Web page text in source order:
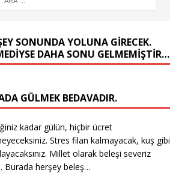
SONUNDA YOLUNA GIRECEK.
DAHA SONU GELMEMIŞTIR…
GÜLMEK BEDAVADIR.
kadar gülün, hiçbir ücret
Stres filan kalmayacak, kuş gibi
Millet olarak beleşi severiz
Burada herşey beleş…